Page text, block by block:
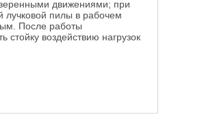
движениями; при
лучковой пилы в рабочем
После работы
стойку воздействию нагрузок